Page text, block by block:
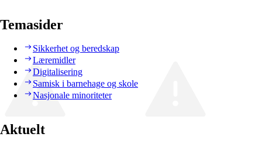
Temasider
Sikkerhet og beredskap
Læremidler
Digitalisering
Samisk i barnehage og skole
Nasjonale minoriteter
Aktuelt